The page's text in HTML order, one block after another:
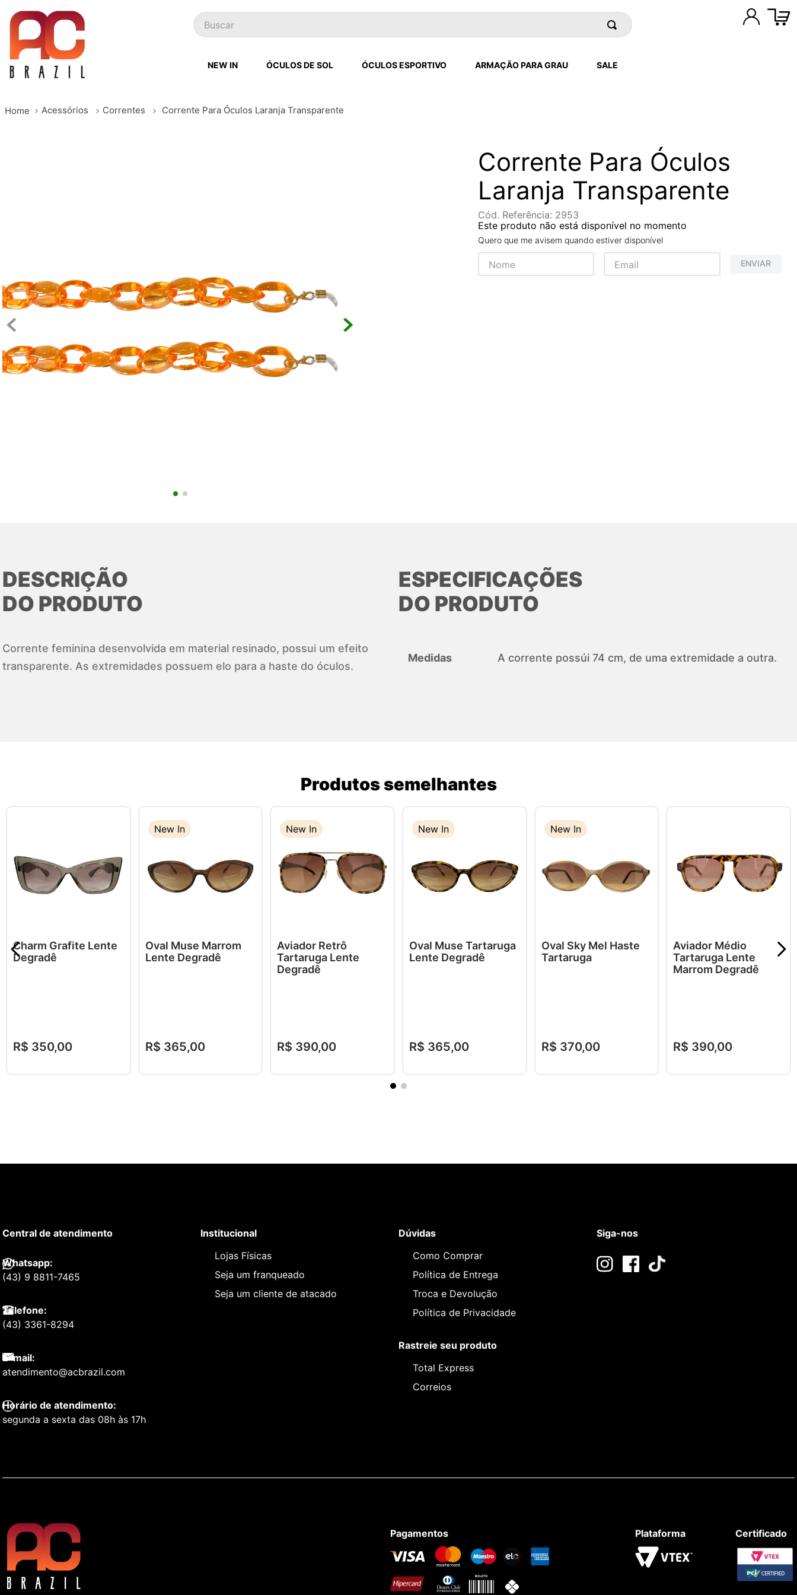
Buscar
NEW IN ÓCULOS DE SOL ÓCULOS ESPORTIVO ARMAÇÃO PARA GRAU SALE
Acessórios Correntes Corrente Para Óculos Laranja Transparente
Corrente Para Óculos
Laranja Transparente
Cód. Referência: 2953
Este produto não está disponível no momento
Quero que me avisem quando estiver disponível
ENVIAR
DESCRIÇÃO
DO PRODUTO
Corrente feminina desenvolvida em material resinado, possui um efeito
transparente. As extremidades possuem elo para a haste do óculos.
ESPECIFICAÇÕES
DO PRODUTO
Medidas A corrente possúi 74 cm, de uma extremidade a outra.
Produtos semelhantes
Charm Grafite Lente
Degradê
R$ 350,00
New In
Oval Muse Marrom
Lente Degradê
R$ 365,00
New In
Aviador Retrô
Tartaruga Lente
Degradê
R$ 390,00
New In
New In
Oval Muse Tartaruga
Lente Degradê
R$ 365,00
New In
Oval Sky Mel Haste
Tartaruga
R$ 370,00
Aviador Médio
Tartaruga Lente
Marrom Degradê
R$ 390,00
Central de atendimento
Whatsapp:
(43) 9 8811-7465
Telefone:
(43) 3361-8294
E-mail:
atendimento@acbrazil.com
Horário de atendimento:
segunda a sexta das 08h às 17h
Institucional
Lojas Físicas
Seja um franqueado
Seja um cliente de atacado
Dúvidas
Como Comprar
Política de Entrega
Troca e Devolução
Política de Privacidade
Rastreie seu produto
Total Express
Correios
Siga-nos
Pagamentos Plataforma Certificado